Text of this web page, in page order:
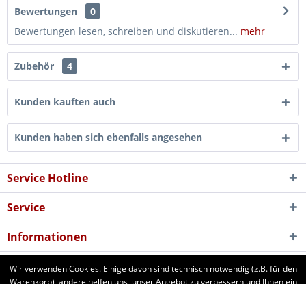
Bewertungen
0
Bewertungen lesen, schreiben und diskutieren... mehr
Zubehör 4
Kunden kauften auch
Kunden haben sich ebenfalls angesehen
Service Hotline
Service
Informationen
Newsletter
Wir verwenden Cookies. Einige davon sind technisch notwendig (z.B. für den
Warenkorb), andere helfen uns, unser Angebot zu verbessern und Ihnen ein